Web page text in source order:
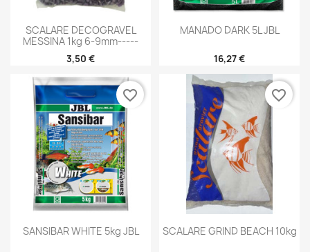
SCALARE DECOGRAVEL
MESSINA 1kg 6-9mm-----
3,50 €
MANADO DARK 5L JBL
16,27 €
SANSIBAR WHITE 5kg JBL
favorite_border
SCALARE GRIND BEACH 10kg
favorite_border